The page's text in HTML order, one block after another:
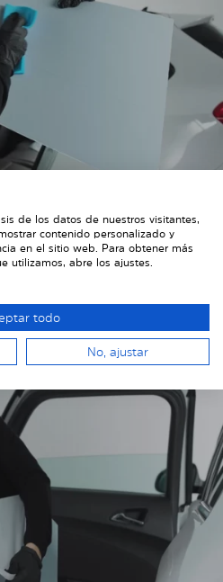
SOLARPLEXIUS
húmedo para eliminar el
de los datos de nuestros visitantes,
contenido personalizado y
en el sitio web. Para obtener más
utilizamos, abre los ajustes.
todo
No, ajustar